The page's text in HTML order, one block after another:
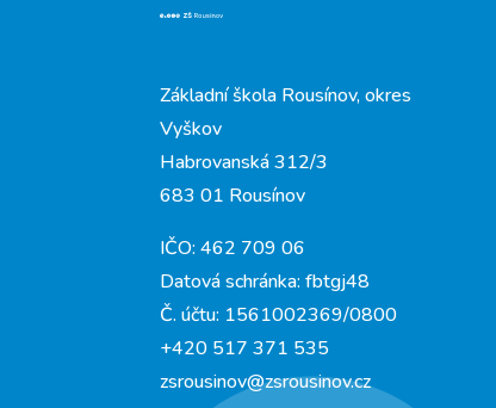
Základní škola Rousínov, okres
Vyškov
Habrovanská 312/3
683 01 Rousínov
IČO: 462 709 06
Datová schránka: fbtgj48
Č. účtu: 1561002369/0800
+420 517 371 535
zsrousinov@zsrousinov.cz